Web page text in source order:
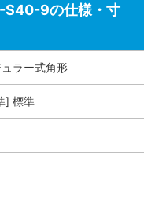
9の仕様・寸
ラー式角形
] 標準